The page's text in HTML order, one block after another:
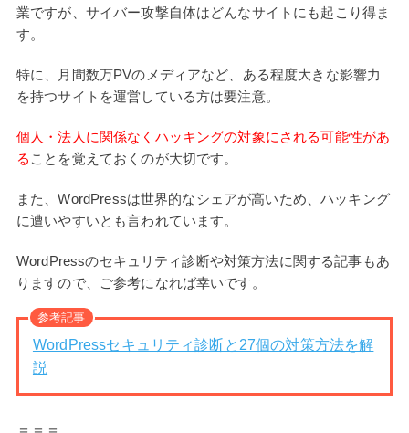
業ですが、サイバー攻撃自体はどんなサイトにも起こり得ま
す。
特に、月間数万PVのメディアなど、ある程度大きな影響力
を持つサイトを運営している方は要注意。
個人・法人に関係なくハッキングの対象にされる可能性があ
る ことを覚えておくのが大切です。
また、WordPressは世界的なシェアが高いため、ハッキング
に遭いやすいとも言われています。
WordPressのセキュリティ診断や対策方法に関する記事もあ
りますので、ご参考になれば幸いです。
参考記事
WordPressセキュリティ診断と27個の対策方法を解
説